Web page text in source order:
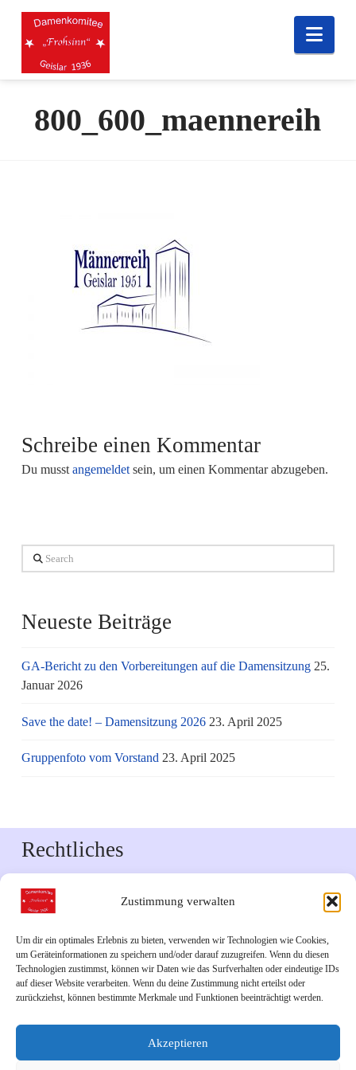
Zustimmung verwalten
Um dir ein optimales Erlebnis zu bieten, verwenden wir Technologien wie Cookies,
um Geräteinformationen zu speichern und/oder darauf zuzugreifen. Wenn du diesen
Technologien zustimmst, können wir Daten wie das Surfverhalten oder eindeutige IDs
auf dieser Website verarbeiten. Wenn du deine Zustimmung nicht erteilst oder
zurückziehst, können bestimmte Merkmale und Funktionen beeinträchtigt werden.
Akzeptieren
800_600_maennereih
Schreibe einen Kommentar
Du musst angemeldetsein, um einen Kommentar abzugeben.
Search
Neueste Beiträge
GA-Bericht zu den Vorbereitungen auf die Damensitzung 25.
Januar 2026
Save the date! – Damensitzung 2026 23. April 2025
Gruppenfoto vom Vorstand 23. April 2025
Rechtliches
Impressum
Datenschutzerklärung
Downloads
Veranstaltungskalender 2026